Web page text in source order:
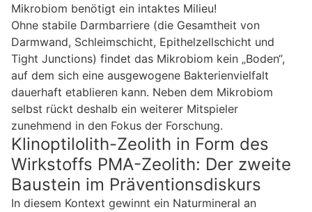
Mikrobiom benötigt ein intaktes Milieu!
Ohne stabile Darmbarriere (die Gesamtheit von
Darmwand, Schleimschicht, Epithelzellschicht und
Tight Junctions) findet das Mikrobiom kein „Boden“,
auf dem sich eine ausgewogene Bakterienvielfalt
dauerhaft etablieren kann. Neben dem Mikrobiom
selbst rückt deshalb ein weiterer Mitspieler
zunehmend in den Fokus der Forschung.
Klinoptilolith-Zeolith in Form des
Wirkstoffs PMA-Zeolith: Der zweite
Baustein im Präventionsdiskurs
In diesem Kontext gewinnt ein Naturmineral an